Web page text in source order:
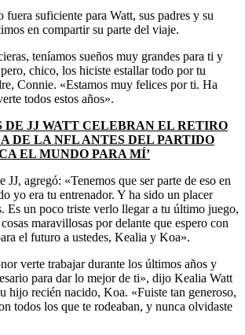
fuera suficiente para Watt, sus padres y su
en compartir su parte del viaje.
teníamos sueños muy grandes para ti y
pero, chico, los hiciste estallar todo por tu
Connie. «Estamos muy felices por ti. Ha
todos estos años».
DE JJ WATT CELEBRAN EL RETIRO
DE LA NFL ANTES DEL PARTIDO
EL MUNDO PARA MÍ’
JJ, agregó: «Tenemos que ser parte de eso en
yo era tu entrenador. Y ha sido un placer
Es un poco triste verlo llegar a tu último juego,
maravillosas por delante que espero con
el futuro a ustedes, Kealia y Koa».
verte trabajar durante los últimos años y
para dar lo mejor de ti», dijo Kealia Watt
hijo recién nacido, Koa. «Fuiste tan generoso,
todos los que te rodeaban, y nunca olvidaste